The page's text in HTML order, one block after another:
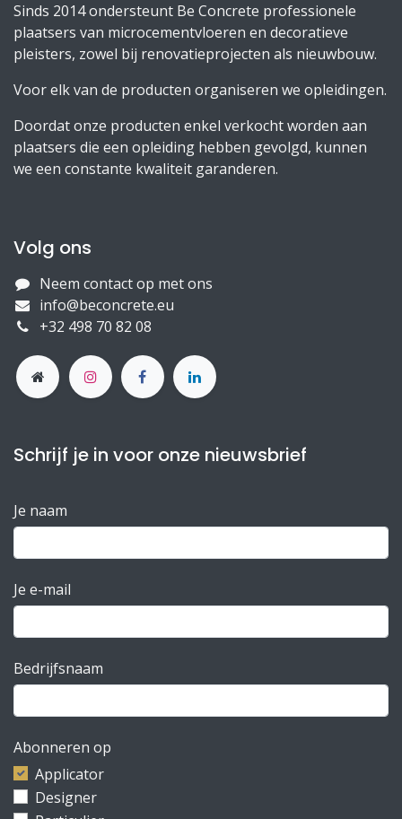
Sinds 2014 ondersteunt Be Concrete professionele
plaatsers van microcementvloeren en decoratieve
pleisters, zowel bij renovatieprojecten als nieuwbouw.
Voor elk van de producten organiseren we opleidingen.
Doordat onze producten enkel verkocht worden aan
plaatsers die een opleiding hebben gevolgd, kunnen
we een constante kwaliteit garanderen.
Volg ons
Neem contact op met ons
info@beconcrete.eu
+32 498 70 82 08
Schrijf je in voor onze nieuwsbrief
Je naam
Je e-mail
Bedrijfsnaam
Abonneren op
Applicator
Designer